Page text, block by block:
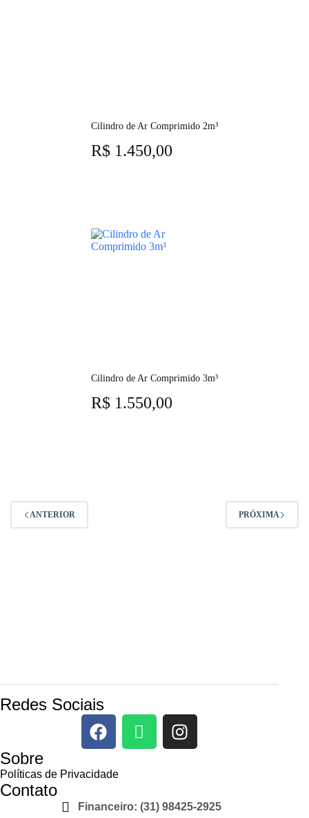
Cilindro de Ar Comprimido 2m³
R$ 1.450,00
Cilindro de Ar Comprimido 3m³
R$ 1.550,00
ANTERIOR PRÓXIMA
Contato
Financeiro: (31) 98425-2925
Redes Sociais
Sobre
Políticas de Privacidade